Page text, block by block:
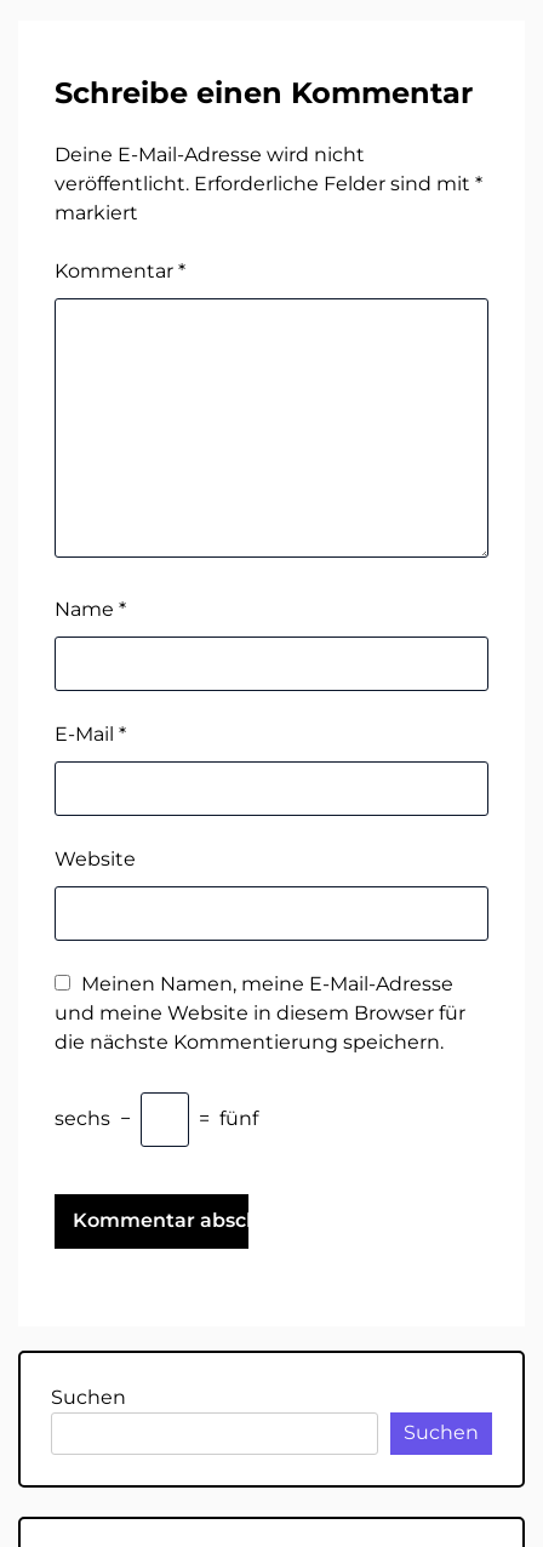
Schreibe einen Kommentar
Deine E-Mail-Adresse wird nicht
veröffentlicht. Erforderliche Felder sind mit *
markiert
Kommentar *
Name *
E-Mail *
Website
Meinen Namen, meine E-Mail-Adresse
und meine Website in diesem Browser für
die nächste Kommentierung speichern.
sechs − = fünf
Suchen
Suchen